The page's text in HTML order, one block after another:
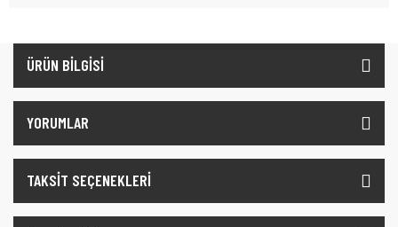
ÜRÜN BİLGİSİ
YORUMLAR
TAKSİT SEÇENEKLERİ